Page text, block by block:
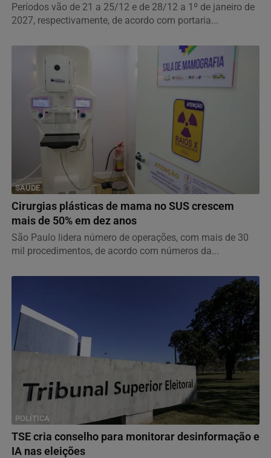
Períodos vão de 21 a 25/12 e de 28/12 a 1º de janeiro de
2027, respectivamente, de acordo com portaria...
SAÚDE
Cirurgias plásticas de mama no SUS crescem
mais de 50% em dez anos
São Paulo lidera número de operações, com mais de 30
mil procedimentos, de acordo com números da...
POLÍTICA
TSE cria conselho para monitorar desinformação e
IA nas eleições